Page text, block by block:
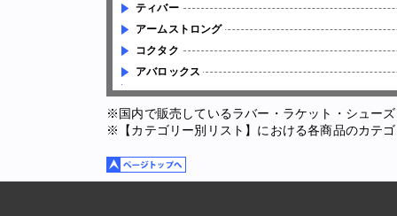
ティバー
アームストロング
コクタク
アバロックス
※国内で販売しているラバー・ラケット・シュー
※【カテゴリー別リスト】における各商品のカテ